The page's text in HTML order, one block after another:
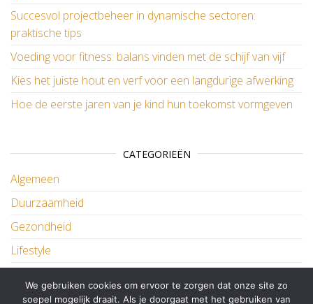
Succesvol projectbeheer in dynamische sectoren:
praktische tips
Voeding voor fitness: balans vinden met de schijf van vijf
Kies het juiste hout en verf voor een langdurige afwerking
Hoe de eerste jaren van je kind hun toekomst vormgeven
CATEGORIEËN
Algemeen
Duurzaamheid
Gezondheid
Lifestyle
We gebruiken cookies om ervoor te zorgen dat onze site zo
soepel mogelijk draait. Als je doorgaat met het gebruiken van